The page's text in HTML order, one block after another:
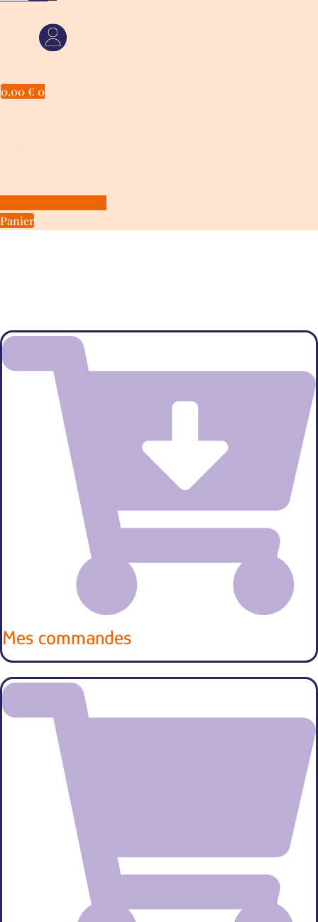
0,00€ 0
Panier
Mes commandes